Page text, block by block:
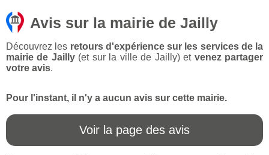
Avis sur la mairie de Jailly
Découvrez les retours d'expérience sur les services de la
mairie de Jailly(et sur la ville de Jailly) et venez partager
votre avis.
Pour l'instant, il n'y a aucun avis sur cette mairie.
Voir la page des avis